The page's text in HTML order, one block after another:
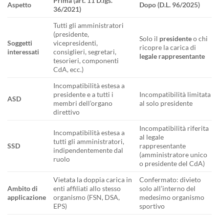
Aspetto
36/2021)
Dopo (D.L. 96/2025)
Soggetti
interessati
Tutti gli amministratori
(presidente,
vicepresidenti,
consiglieri, segretari,
tesorieri, componenti
CdA, ecc.)
Solo il presidenteo chi
ricopre la carica di
legale rappresentante
ASD
Incompatibilità estesa a
presidente e a tutti i
membri dell’organo
direttivo
Incompatibilità limitata
al solo presidente
SSD
Incompatibilità estesa a
tutti gli amministratori,
indipendentemente dal
ruolo
Incompatibilità riferita
al legale
rappresentante
(amministratore unico
o presidente del CdA)
Ambito di
applicazione
Vietata la doppia carica in
enti affiliati allo stesso
organismo (FSN, DSA,
EPS)
Confermato: divieto
solo all’interno del
medesimo organismo
sportivo